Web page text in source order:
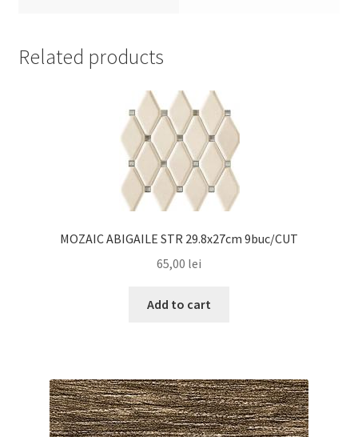
Related products
MOZAIC ABIGAILE STR 29.8x27cm 9buc/CUT
65,00 lei
Add to cart